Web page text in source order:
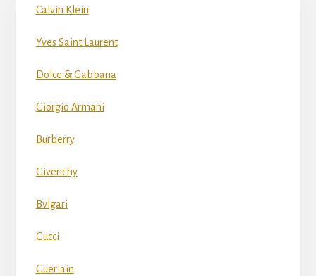
Calvin Klein
Yves Saint Laurent
Dolce & Gabbana
Giorgio Armani
Burberry
Givenchy
Bvlgari
Gucci
Guerlain